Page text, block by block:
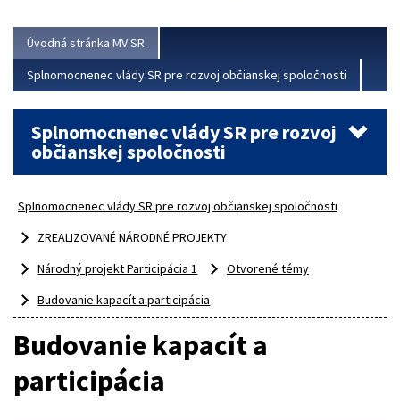
Úvodná stránka MV SR
Splnomocnenec vlády SR pre rozvoj občianskej spoločnosti
Splnomocnenec vlády SR pre rozvoj
občianskej spoločnosti
Splnomocnenec vlády SR pre rozvoj občianskej spoločnosti
ZREALIZOVANÉ NÁRODNÉ PROJEKTY
Národný projekt Participácia 1
Otvorené témy
Budovanie kapacít a participácia
Budovanie kapacít a
participácia